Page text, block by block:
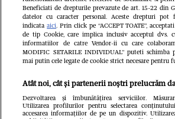
Ioana Ginghină,
relația cu Alexandru
negat că i-a făcut
soțul ei despre
recente: „Nici nu a
Beneficiati de drepturile prevazute de art. 15-22 din
datelor cu caracter personal. Aceste drepturi pot
indicataaici. Prin click pe “ACCEPT TOATE”,
de tip Cookie, care implica inclusiv acceptul dvs.
informatiilor de catre Vendor-ii cu care
MODIFIC SETARILE INDIVIDUAL” puteti
mai putin cele legate de cookie strict necesare pentru
Atât noi, cât și partenerii noștri prelucrăm
Dezvoltarea și îmbunătățirea serviciilor.
Utilizarea profilurilor pentru selectarea
accesarea informațiilor de pe un dispozitiv.